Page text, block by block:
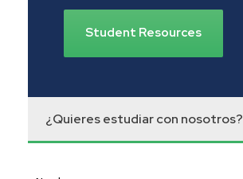
Student Resources
¿Quieres estudiar con nosotros?